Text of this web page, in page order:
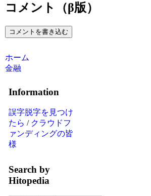
コメント（β版）
コメントを書き込む
ホーム
金融
Information
誤字脱字を見つけ
たら / クラウドフ
ァンディングの皆
様
Search by
Hitopedia